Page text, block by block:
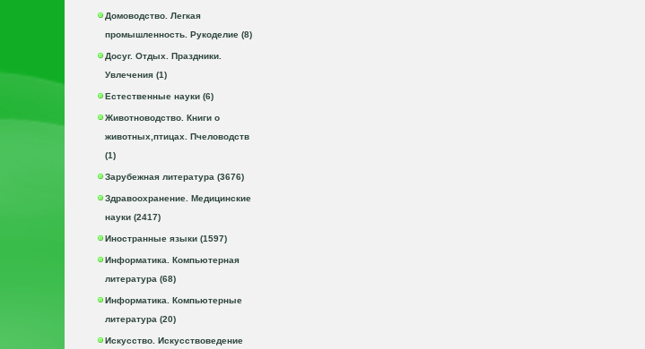
Домоводство. Легкая
промышленность. Рукоделие (8)
Досуг. Отдых. Праздники.
Увлечения (1)
Естественные науки (6)
Животноводство. Книги о
животных,птицах. Пчеловодств
(1)
Зарубежная литература (3676)
Здравоохранение. Медицинские
науки (2417)
Иностранные языки (1597)
Информатика. Компьютерная
литература (68)
Информатика. Компьютерные
литература (20)
Искусство. Искусствоведение